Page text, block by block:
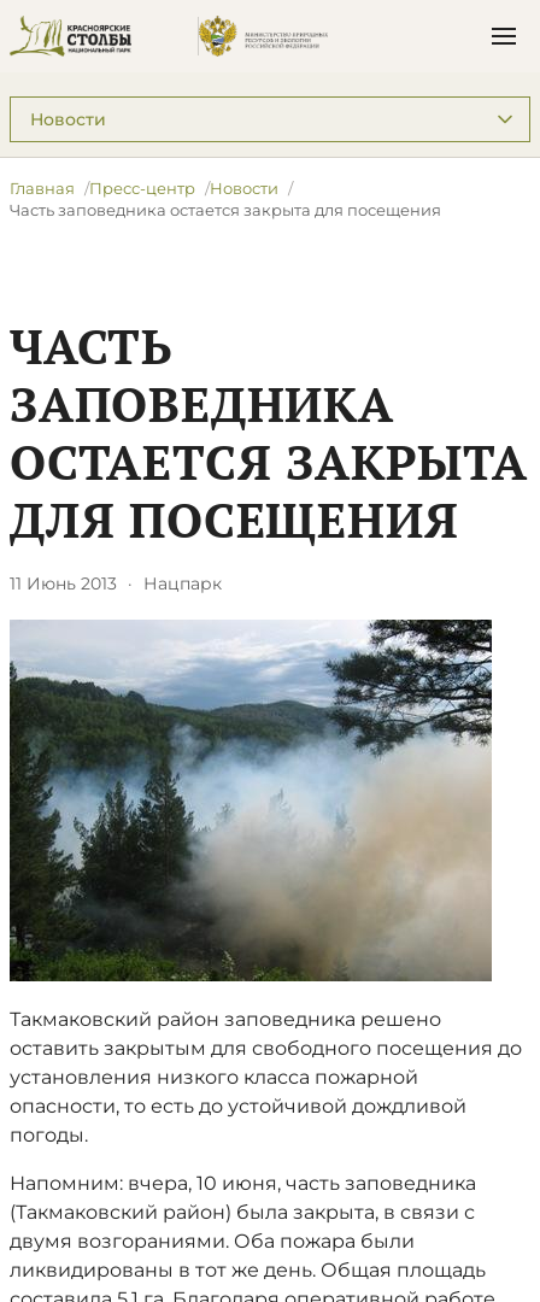
Подразделы: Пресс-центр
Главная Пресс-центр
Новости
Часть заповедника остается закрыта для посещения
ЧАСТЬ
ЗАПОВЕДНИКА
ОСТАЕТСЯ ЗАКРЫТА
ДЛЯ ПОСЕЩЕНИЯ
11 Июнь 2013 · Нацпарк
Такмаковский район заповедника решено
оставить закрытым для свободного посещения до
установления низкого класса пожарной
опасности, то есть до устойчивой дождливой
погоды.
Напомним: вчера, 10 июня, часть заповедника
(Такмаковский район) была закрыта, в связи с
двумя возгораниями. Оба пожара были
ликвидированы в тот же день. Общая площадь